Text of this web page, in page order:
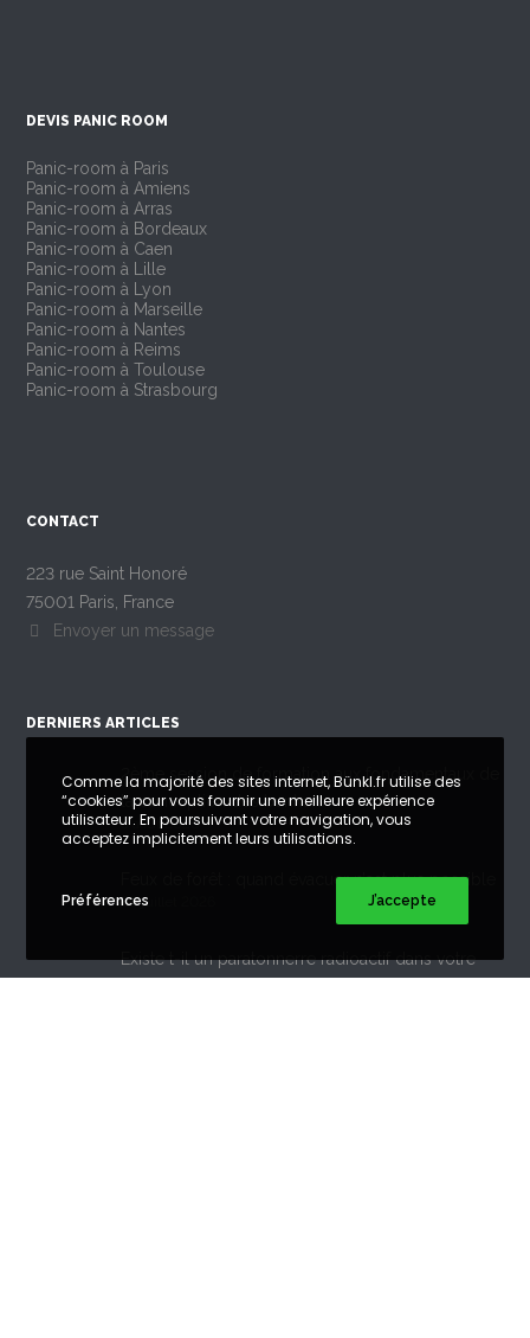
DEVIS PANIC ROOM
Panic-room à Paris
Panic-room à Amiens
Panic-room à Arras
Panic-room à Bordeaux
Panic-room à Caen
Panic-room à Lille
Panic-room à Lyon
Panic-room à Marseille
Panic-room à Nantes
Panic-room à Reims
Panic-room à Toulouse
Panic-room à Strasbourg
CONTACT
223 rue Saint Honoré
75001 Paris, France
Envoyer un message
DERNIERS ARTICLES
2ème session de formation aux fondamentaux de
la conception des bunkers
5 août 2026
Feux de forêt : quand évacuer n’est plus possible
29 juillet 2026
Existe t-il un paratonnerre radioactif dans votre
Comme la majorité des sites internet, Bünkl.fr utilise des
“cookies” pour vous fournir une meilleure expérience
utilisateur. En poursuivant votre navigation, vous
acceptez implicitement leurs utilisations.
Préférences J’accepte